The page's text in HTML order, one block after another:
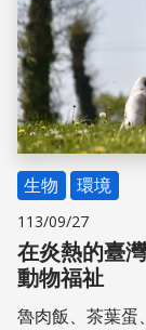
生物 環境
113/09/27
在炎熱的臺
動物福祉
魯肉飯、茶葉蛋